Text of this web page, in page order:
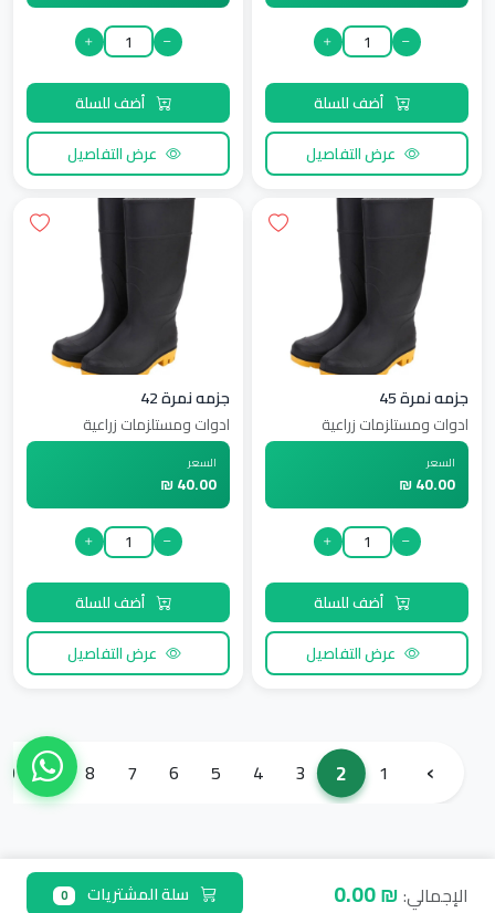
عرض التفاصيل
عرض التفاصيل
جزمه نمرة 45
ادوات ومستلزمات زراعية
السعر
40.00 ₪
عرض التفاصيل
جزمه نمرة 42
ادوات ومستلزمات زراعية
السعر
40.00 ₪
عرض التفاصيل
‹
1
2
3
4
5
6
7
8
9
الإجمالي:₪ 0.00 سلة المشتريات 0